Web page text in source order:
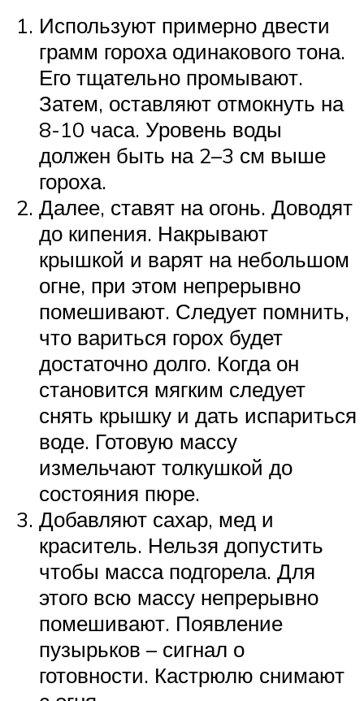
Используют примерно двести
грамм гороха одинакового тона.
Его тщательно промывают.
Затем, оставляют отмокнуть на
8-10 часа. Уровень воды
должен быть на 2–3 см выше
гороха.
Далее, ставят на огонь. Доводят
до кипения. Накрывают
крышкой и варят на небольшом
огне, при этом непрерывно
помешивают. Следует помнить,
что вариться горох будет
достаточно долго. Когда он
становится мягким следует
снять крышку и дать испариться
воде. Готовую массу
измельчают толкушкой до
состояния пюре.
Добавляют сахар, мед и
краситель. Нельзя допустить
чтобы масса подгорела. Для
этого всю массу непрерывно
помешивают. Появление
пузырьков – сигнал о
готовности. Кастрюлю снимают